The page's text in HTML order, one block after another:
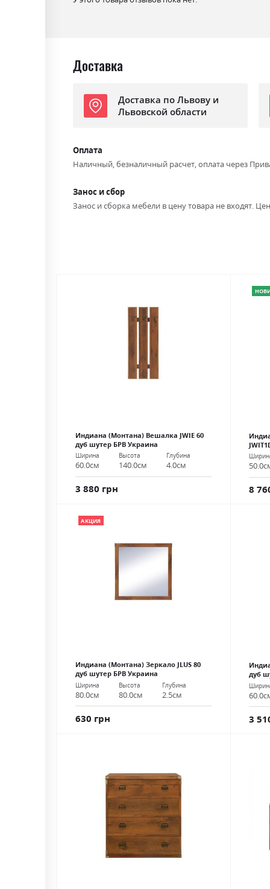
Доставка
Доставка по Львову и
Львовской области
Оплата
Наличный, безналичный расчет, оплата через
Занос и сбор
Занос и сборка мебели в цену товара не входят.
Индиана (Монтана) Вешалка JWIE 60
дуб шутер БРВ Украина
Ширина
60.0см
Высота
140.0см
Глубина
4.0см
3 880 грн 8
АКЦИЯ
Индиана (Монтана) Зеркало JLUS 80
дуб шутер БРВ Украина
Ширина
80.0см
Высота
80.0см
Глубина
2.5см
630 грн
дуб
3